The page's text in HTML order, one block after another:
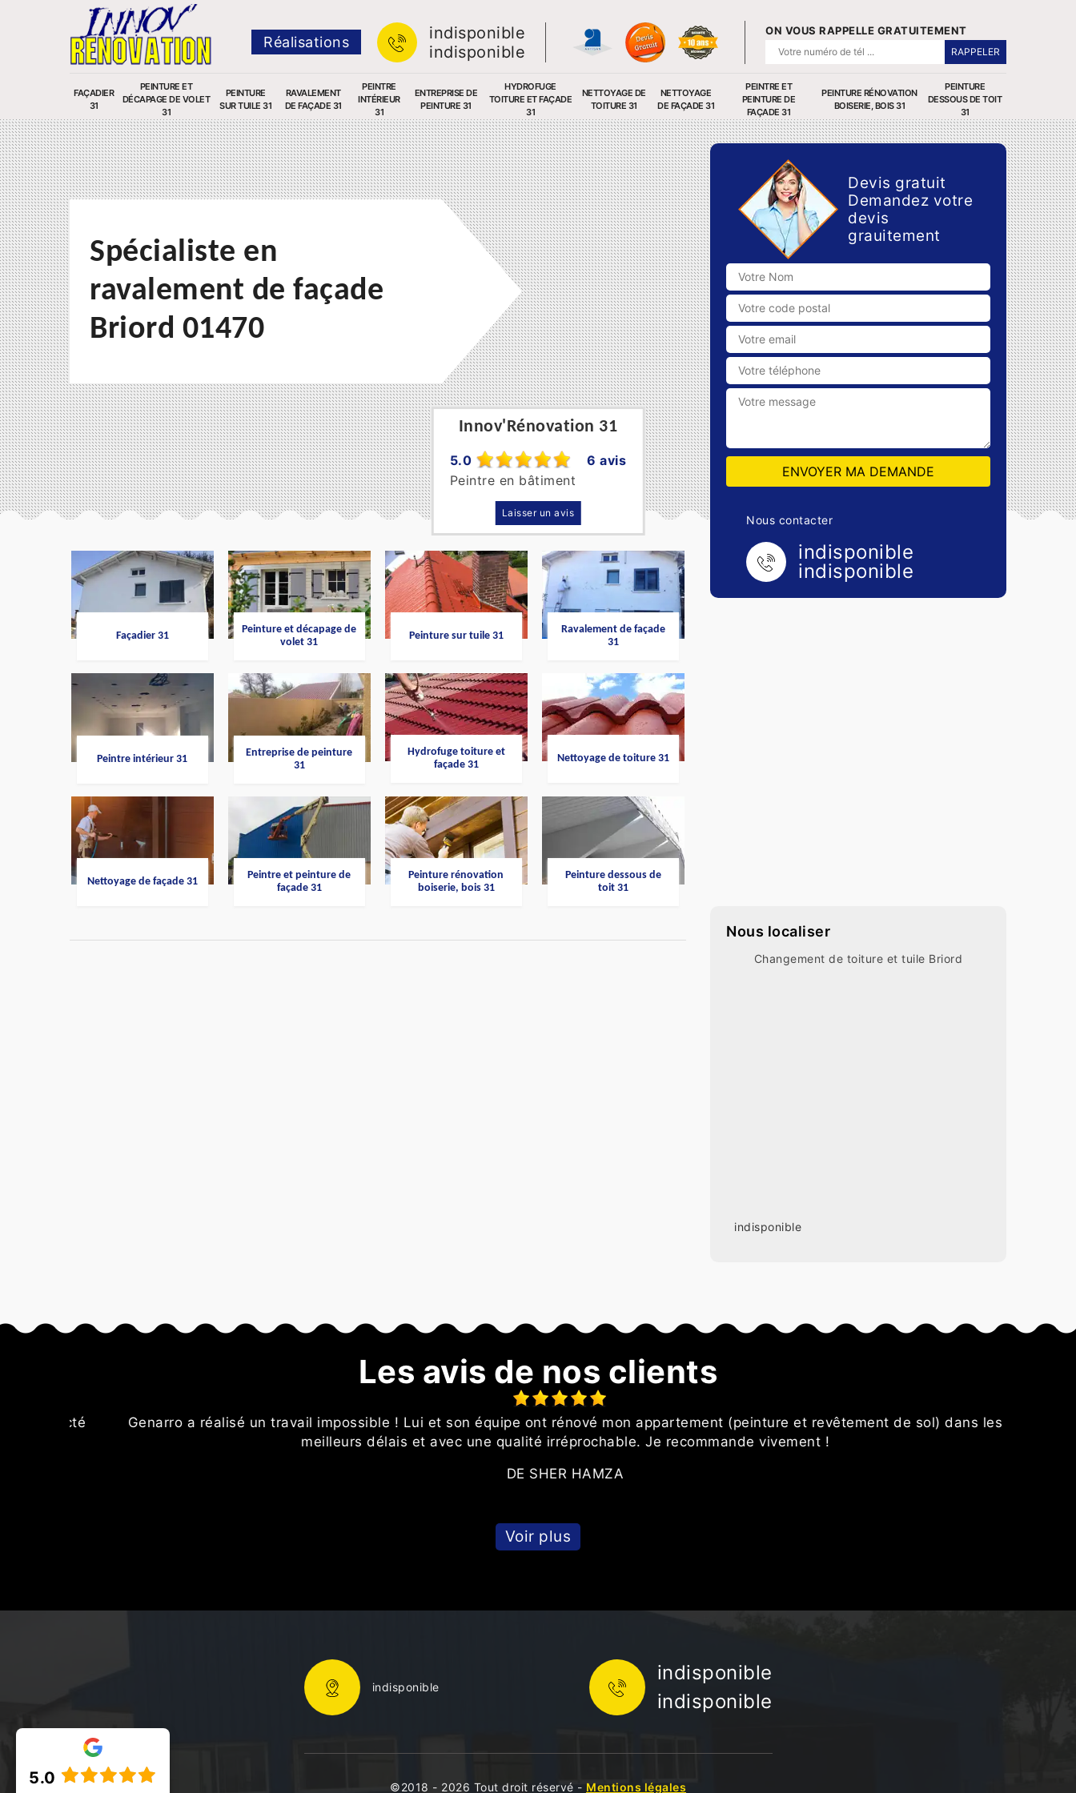
Réalisations
indisponible
indisponible
ON VOUS RAPPELLE GRATUITEMENT
FAÇADIER
31
PEINTURE ET
DÉCAPAGE DE VOLET
31
PEINTURE
SUR TUILE 31
RAVALEMENT
DE FAÇADE 31
PEINTRE
INTÉRIEUR
31
ENTREPRISE DE
PEINTURE 31
HYDROFUGE
TOITURE ET FAÇADE
31
NETTOYAGE DE
TOITURE 31
NETTOYAGE
DE FAÇADE 31
PEINTRE ET
PEINTURE DE
FAÇADE 31
PEINTURE RÉNOVATION
BOISERIE, BOIS 31
PEINTURE
DESSOUS DE TOIT
31
Innov'Rénovation 31
5.0
6 avis
Peintre en bâtiment
Laisser un avis
Spécialiste en
ravalement de façade
Briord 01470
Façadier 31
Peinture et décapage de
volet 31
Peinture sur tuile 31
Ravalement de façade
31
Peintre intérieur 31
Entreprise de peinture
31
Hydrofuge toiture et
façade 31
Nettoyage de toiture 31
Nettoyage de façade 31
Peintre et peinture de
façade 31
Peinture rénovation
boiserie, bois 31
Peinture dessous de
toit 31
Devis gratuit
Demandez votre
devis
grauitement
Nous contacter
indisponible
indisponible
Nous localiser
Changement de toiture et tuile Briord
indisponible
Les avis de nos clients
Genarro a réalisé un travail impossible ! Lui et son équipe ont rénové mon appartement (peinture et revêtement de sol) dans les
meilleurs délais et avec une qualité irréprochable. Je recommande vivement !
DE SHER HAMZA
Voir plus
indisponible
indisponible
indisponible
©2018 - 2026 Tout droit réservé - Mentions légales
5.0